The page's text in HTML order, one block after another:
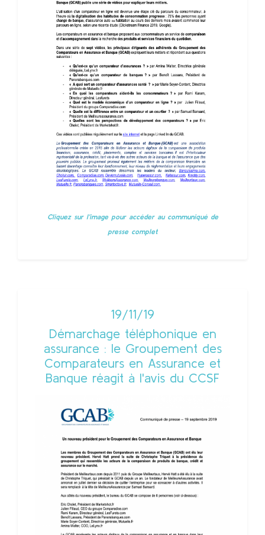
Cliquez sur l'image pour accèder au communiqué de
presse complet
19/11/19
Démarchage téléphonique en
assurance : le Groupement des
Comparateurs en Assurance et
Banque réagit à l'avis du CCSF